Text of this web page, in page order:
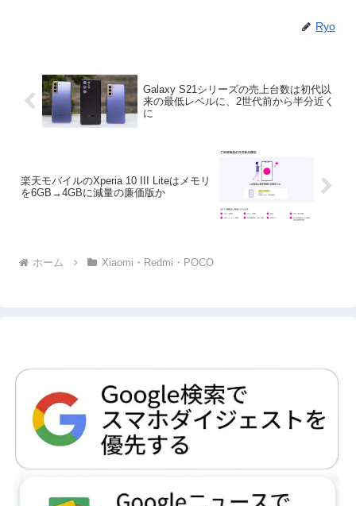
Ryo
Galaxy S21シリーズの売上台数は初代以
来の最低レベルに、2世代前から半分近く
に
楽天モバイルのXperia 10 III Liteはメモリ
を6GB→4GBに減量の廉価版か
ホーム Xiaomi・Redmi・POCO